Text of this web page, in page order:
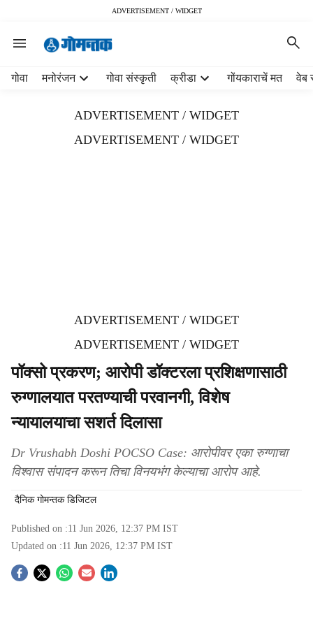
ADVERTISEMENT / WIDGET
गोवा मनोरंजन गोवा संस्कृती क्रीडा गोंयकाराचें मत वेब
ADVERTISEMENT / WIDGET
ADVERTISEMENT / WIDGET
ADVERTISEMENT / WIDGET
ADVERTISEMENT / WIDGET
पॉक्सो प्रकरण; आरोपी डॉक्टरला प्रशिक्षणासाठी
रुग्णालयात परतण्याची परवानगी, विशेष
न्यायालयाचा सशर्त दिलासा
Dr Vrushabh Doshi POCSO Case: आरोपीवर एका रुग्णाचा
विश्वास संपादन करून तिचा विनयभंग केल्याचा आरोप आहे.
दैनिक गोमन्तक डिजिटल
Published on :11 Jun 2026, 12:37 PM IST
Updated on :11 Jun 2026, 12:37 PM IST
S